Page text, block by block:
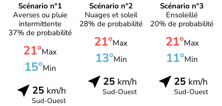
Scénario n°1
Averses ou pluie
intermittente
37% de probabilité
21°Max
15°Min
25km/h
Sud-Ouest
Scénario n°2
Nuages et soleil
28% de probabilité
21°Max
13°Min
25km/h
Sud-Ouest
Scénario n°3
Ensoleillé
20% de probabilité
21°Max
11°Min
25 km/h
Sud-Ouest